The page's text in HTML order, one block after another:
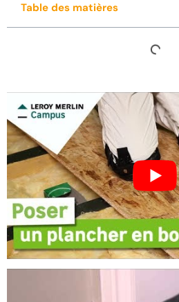
Table des matières